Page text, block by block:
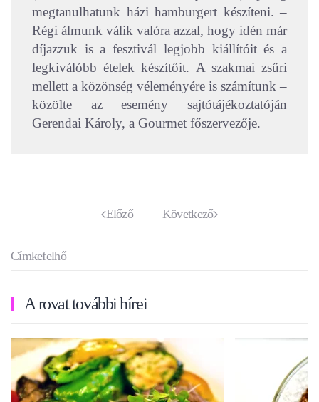
megtanulhatunk házi hamburgert készíteni. –
Régi álmunk válik valóra azzal, hogy idén már
díjazzuk is a fesztivál legjobb kiállítóit és a
legkiválóbb ételek készítőit. A szakmai zsűri
mellett a közönség véleményére is számítunk –
közölte az esemény sajtótájékoztatóján
Gerendai Károly, a Gourmet főszervezője.
Előző Következő
Címkefelhő
A rovat további hírei